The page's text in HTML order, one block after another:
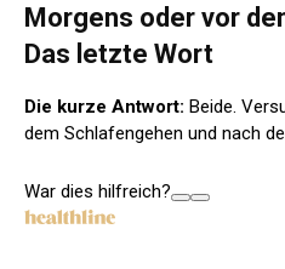
Morgens oder vor
Das letzte Wort
Die kurze Antwort: Beide.
dem Schlafengehen und nach
War dies hilfreich?